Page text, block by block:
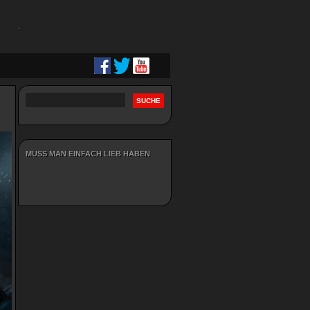
.
MUSS MAN EINFACH LIEB HABEN